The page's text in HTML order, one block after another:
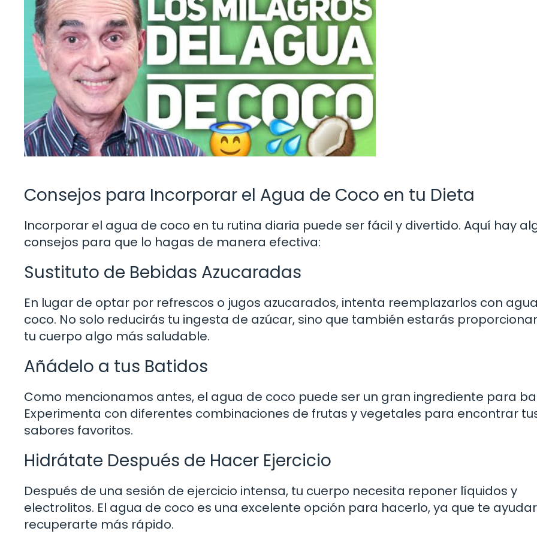
Consejos para Incorporar el Agua de Coco en tu Dieta
Incorporar el agua de coco en tu rutina diaria puede ser fácil y divertido. Aquí hay
consejos para que lo hagas de manera efectiva:
Sustituto de Bebidas Azucaradas
En lugar de optar por refrescos o jugos azucarados, intenta reemplazarlos con
coco. No solo reducirás tu ingesta de azúcar, sino que también estarás
tu cuerpo algo más saludable.
Añádelo a tus Batidos
Como mencionamos antes, el agua de coco puede ser un gran ingrediente para
Experimenta con diferentes combinaciones de frutas y vegetales para encontrar
sabores favoritos.
Hidrátate Después de Hacer Ejercicio
Después de una sesión de ejercicio intensa, tu cuerpo necesita reponer líquidos y
electrolitos. El agua de coco es una excelente opción para hacerlo, ya que te
recuperarte más rápido.